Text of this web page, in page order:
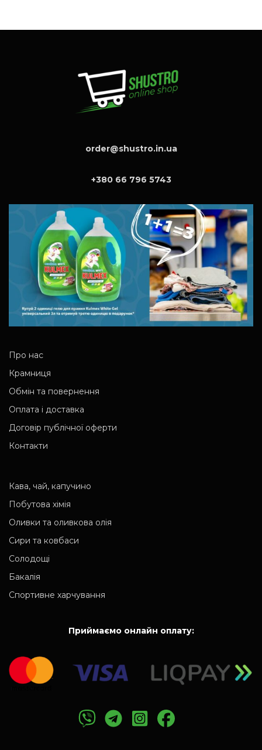
order@shustro.in.ua
+380 66 796 5743
Про нас
Крамниця
Обмін та повернення
Оплата і доставка
Договір публічної оферти
Контакти
Кава, чай, капучино
Побутова хімія
Оливки та оливкова олія
Сири та ковбаси
Солодощі
Бакалія
Спортивне харчування
Приймаємо онлайн оплату: